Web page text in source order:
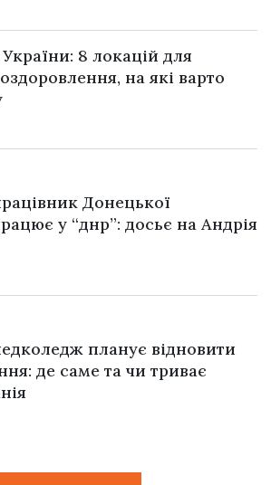
8 локацій для
на які варто
Донецької
у “днр”: досьє на Андрія
планує відновити
де саме та чи триває